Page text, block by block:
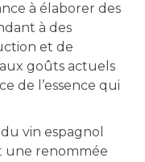
à élaborer des
à des
et de
goûts actuels
de l’essence qui
vin espagnol
une renommée